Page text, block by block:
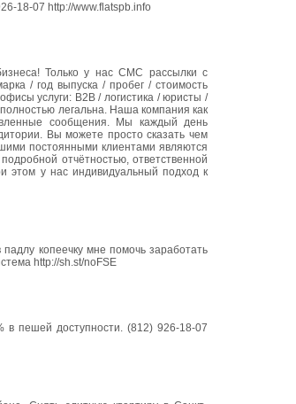
18-07 http://www.flatspb.info
Только у нас СМС рассылки с
/ год выпуска / пробег / стоимость
услуги: B2B / логистика / юристы /
легальна. Наша компания как
сообщения. Мы каждый день
Вы можете просто сказать чем
постоянными клиентами являются
отчётностью, ответственной
этом у нас индивидуальный подход к
копеечку мне помочь заработать
http://sh.st/noFSE
в пешей доступности. (812) 926-18-07